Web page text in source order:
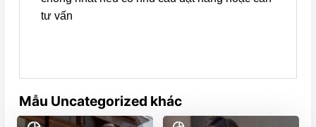
tư vấn
Mẫu Uncategorized khác